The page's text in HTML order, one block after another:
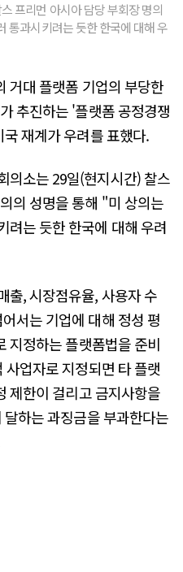
프리먼 아시아 담당 부회장 명의
통과시키려는 듯한 한국에 대해 우
거대 플랫폼 기업의 부당한
추진하는 '플랫폼 공정경쟁
재계가 우려를 표했다.
의소는 29일(현지시간) 찰스
의 성명을 통해 "미 상의는
려는 듯한 한국에 대해 우려
출, 시장점유율, 사용자 수
서는 기업에 대해 정성 평
지정하는 플랫폼법을 준비
사업자로 지정되면 타 플랫
제한이 걸리고 금지사항을
하는 과징금을 부과한다는